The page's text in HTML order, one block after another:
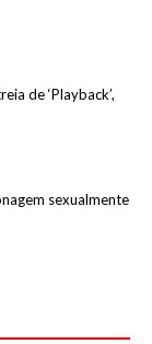
de ‘Playback’,
sexualmente